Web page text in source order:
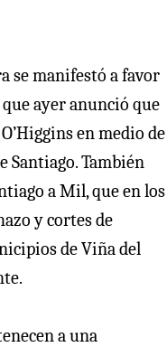
se manifestó a favor
ayer anunció que
en medio de
Santiago. También
a Mil, que en los
y cortes de
de Viña del
a una